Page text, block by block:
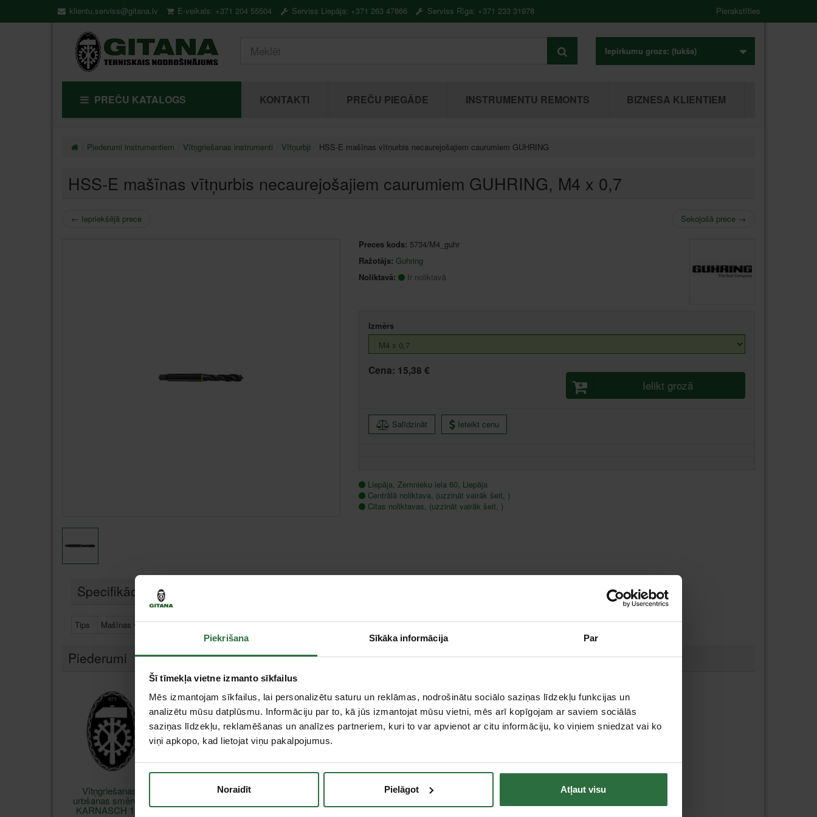
Piekrišana Sīkāka informācija Par
Šī tīmekļa vietne izmanto sīkfailus
Mēs izmantojam sīkfailus, lai personalizētu saturu un reklāmas, nodrošinātu sociālo saziņas līdzekļu funkcijas un
analizētu mūsu datplūsmu. Informāciju par to, kā jūs izmantojat mūsu vietni, mēs arī kopīgojam ar saviem sociālās
saziņas līdzekļu, reklamēšanas un analīzes partneriem, kuri to var apvienot ar citu informāciju, ko viņiem sniedzat vai ko
viņi apkopo, kad lietojat viņu pakalpojumus.
Noraidīt Pielāgot Atļaut visu
klientu.serviss@gitana.lv E-veikals: +371 204 55504 Serviss Liepāja: +371 263 47866 Serviss Rīga: +371 233 31978 Pierakstīties
Iepirkumu grozs: (tukšs)
PREČU KATALOGS KONTAKTI PREČU PIEGĀDE INSTRUMENTU REMONTS BIZNESA KLIENTIEM
Piederumi instrumentiem Vītņgriešanas instrumenti Vītņurbji HSS-E mašīnas vītņurbis necaurejošajiem caurumiem GUHRING
HSS-E mašīnas vītņurbis necaurejošajiem caurumiem GUHRING, M4 x 0,7
← Iepriekšējā prece Sekojošā prece →
Preces kods: 5734/M4_guhr
Ražotājs: Guhring
Noliktavā:
Ir noliktavā
Izmērs
Cena: 15,38 €
Ielikt grozā
Salīdzināt Ieteikt cenu
Liepāja, Zemnieku iela 60, Liepāja
Centrālā noliktava, (uzzināt vairāk šeit, )
Citas noliktavas, (uzzināt vairāk šeit, )
Specifikācija
Tips Mašīnas vītņurbji / Necaurejošie caurumi / M standarts
Piederumi
Vītņgriešanas -
urbšanas smērviela
KARNASCH 125g